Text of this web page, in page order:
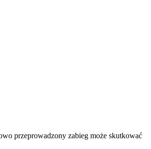
przeprowadzony zabieg może skutkować